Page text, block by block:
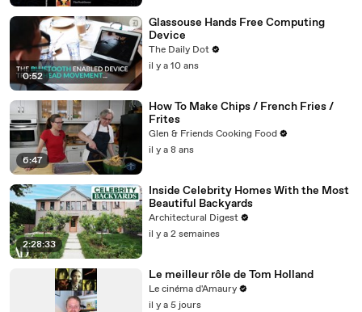
0:52
Glassouse Hands Free Computing
Device
The Daily Dot
il y a 10 ans
6:47
How To Make Chips / French Fries /
Frites
Glen & Friends Cooking Food
il y a 8 ans
2:28:33
Inside Celebrity Homes With the Most
Beautiful Backyards
Architectural Digest
il y a 2 semaines
Le meilleur rôle de Tom Holland
Le cinéma d'Amaury
il y a 5 jours